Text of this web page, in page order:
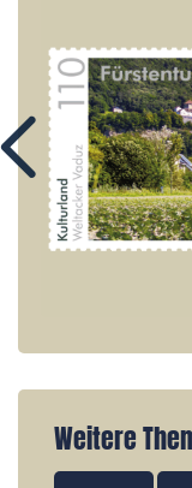
Weitere